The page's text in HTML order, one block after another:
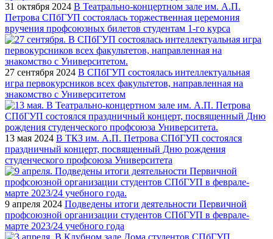
31 октября 2024 В Театрально-концертном зале им. А.П.
Петрова СПбГУП состоялась торжественная церемония
вручения профсоюзных билетов студентам 1-го курса
27 сентября 2024 В СПбГУП состоялась интеллектуальная
игра первокурсников всех факультетов, направленная на
знакомство с Университетом
13 мая 2024 В ТКЗ им. А.П. Петрова СПбГУП состоялся
праздничный концерт, посвященный Дню рождения
студенческого профсоюза Университета
9 апреля 2024 Подведены итоги деятельности Первичной
профсоюзной организации студентов СПбГУП в феврале-
марте 2023/24 учебного года